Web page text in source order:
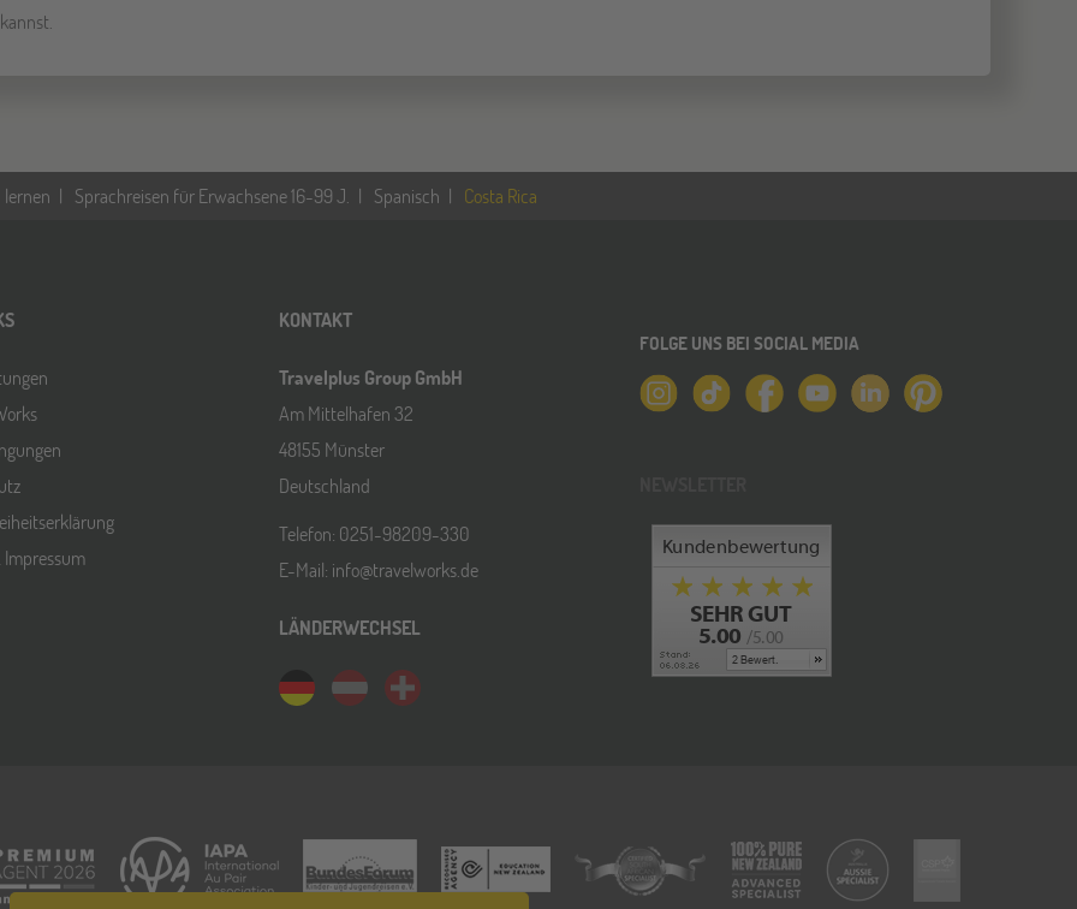
lernen Sprachreisen für Erwachsene 16-99 J. Spanisch Costa Rica
KONTAKT
Travelplus Group GmbH
Am Mittelhafen 32
48155 Münster
Deutschland
Telefon: 0251-98209-330
E-Mail: info@travelworks.de
LÄNDERWECHSEL
FOLGE UNS BEI SOCIAL MEDIA